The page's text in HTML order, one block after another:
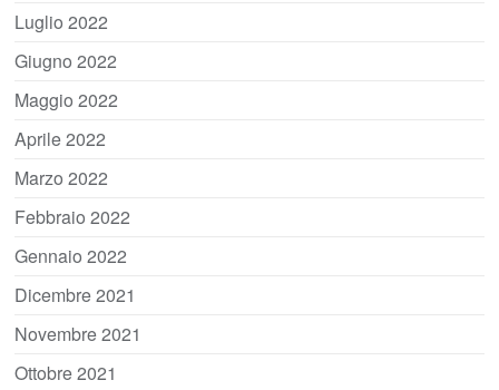
Luglio 2022
Giugno 2022
Maggio 2022
Aprile 2022
Marzo 2022
Febbraio 2022
Gennaio 2022
Dicembre 2021
Novembre 2021
Ottobre 2021